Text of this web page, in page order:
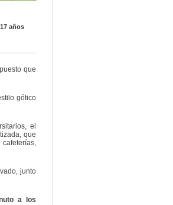
años
que
gótico
el
que
junto
a los